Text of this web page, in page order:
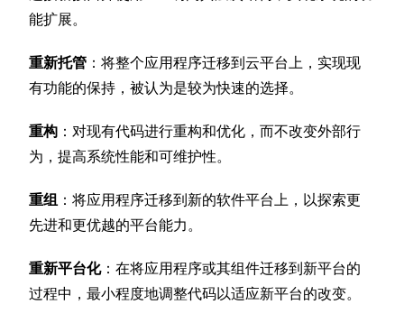
能扩展。
重新托管 ：将整个应用程序迁移到云平台上，实现现
有功能的保持，被认为是较为快速的选择。
重构 ：对现有代码进行重构和优化，而不改变外部行
为，提高系统性能和可维护性。
重组 ：将应用程序迁移到新的软件平台上，以探索更
先进和更优越的平台能力。
重新平台化：在将应用程序或其组件迁移到新平台的
过程中，最小程度地调整代码以适应新平台的改变。